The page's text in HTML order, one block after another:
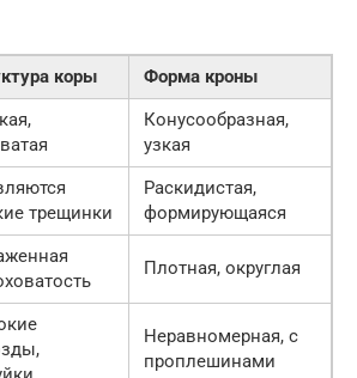
коры Форма кроны
Конусообразная,
узкая
трещинки
Раскидистая,
формирующаяся
Плотная, округлая
Неравномерная, с
проплешинами